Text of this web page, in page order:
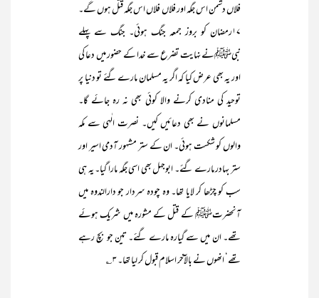
فلاں دشمن اس جگہ اور فلاں فلاں اس جگہ قتل ہوں گے۔
۱۷رمضان کو بروز جمعہ جنگ ہوئی۔ جنگ سے پہلے
نبیﷺنے نہایت تضرع سے خدا کے حضور میں دعا کی
اور یہ بھی عرض کیا کہ اگر یہ مسلمان مارے گئے تو دنیا پر
توحید کی منادی کرنے والا کوئی بھی نہ رہ جائے گا۔
مسلمانوں نے بھی دعائیں کیں۔ نصرت الٰہی سے مکہ
والوں کو شکست ہوئی۔ ان کے ستر مشہور آدمی اسیر اور
ستر بہادر مارے گئے۔ ابوجہل بھی اسی جگہ مارا گیا۔ یہ ہی
سب کو چڑھا کر لایا تھا۔ وہ چودہ سردار جو دارالندوہ میں
آنحضرتﷺ کے قتل کے مشورہ میں شریک ہوئے
تھے۔ ان میں سے گیارہ مارے گئے۔ تین جو بچ رہے
تھے‘ انھوں نے بالآخر اسلام قبول کر لیا تھا۔ ۳؎